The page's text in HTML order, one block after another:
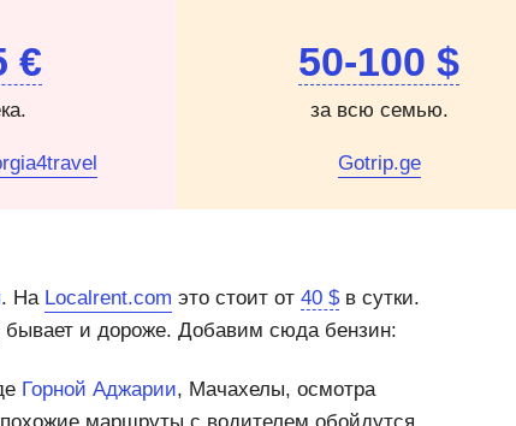
€ 50-100 $
за всю семью.
Gotrip.ge
. На Localrent.com это стоит от 40 $в сутки.
бывает и дороже. Добавим сюда бензин:
Горной Аджарии, Мачахелы, осмотра